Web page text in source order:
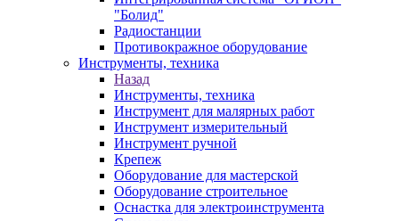
"Болид"
Радиостанции
Противокражное оборудование
Инструменты, техника
Назад
Инструменты, техника
Инструмент для малярных работ
Инструмент измерительный
Инструмент ручной
Крепеж
Оборудование для мастерской
Оборудование строительное
Оснастка для электроинструмента